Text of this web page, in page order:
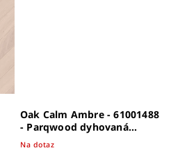
Oak Calm Ambre - 61001488
- Parqwood dyhovaná
drevená podlaha
Na dotaz